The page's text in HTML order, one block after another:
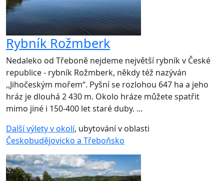
Rybník Rožmberk
Nedaleko od Třeboně nejdeme největší rybník v České
republice - rybník Rožmberk, někdy též nazýván
,,Jihočeským mořem“. Pyšní se rozlohou 647 ha a jeho
hráz je dlouhá 2 430 m. Okolo hráze můžete spatřit
mimo jiné i 150-400 let staré duby. ...
Další výlety v okolí, ubytování v oblasti
Českobudějovicko a Třeboňsko